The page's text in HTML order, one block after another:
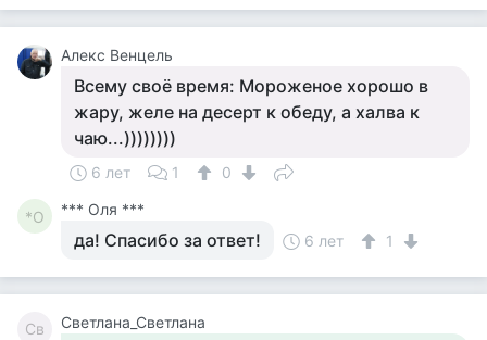
Алекс Венцель
Всему своё время: Мороженое хорошо в
жару, желе на десерт к обеду, а халва к
чаю...))))))))
6 лет 1 0
*О *** Оля ***
да! Спасибо за ответ! 6 лет 1
Св Светлана_Светлана